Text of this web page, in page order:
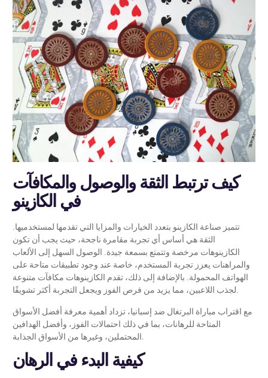
كيف ترتبط الثقة والوصول والمكافآت
في الكازينو
تتميز صناعة الكازينو بتعدد الخيارات والمزايا التي تقدمها لمستخدميها.
الثقة هي أساس أي تجربة مقامرة ناجحة، حيث يجب أن تكون
الكازينوهات مرخصة وتتمتع بسمعة جيدة. الوصول السهل إلى الألعاب
والمراهنات يعزز تجربة المستخدم، خاصة عند وجود تطبيقات متاحة على
الهواتف المحمولة. بالإضافة إلى ذلك، تقدم الكازينوهات مكافآت متنوعة
لجذب اللاعبين، مما يزيد من فرص الفوز ويجعل التجربة أكثر تشويقًا.
مع اقتراب مباراة البرتغال ضد إسبانيا، تزداد أهمية معرفة أفضل الأسواق
المتاحة للرهانات، بما في ذلك احتمالات الفوز، وأفضل الهدافين
كيفية البدء في الرهان